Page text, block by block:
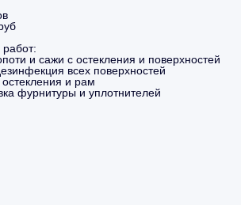
и сажи с остекления и поверхностей
всех поверхностей
и рам
фурнитуры и уплотнителей